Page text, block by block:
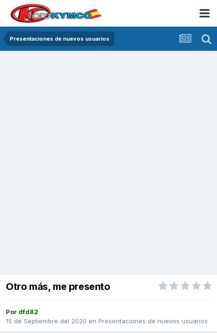
Presentaciones de nuevos usuarios
Otro más, me presento
Por dfd82
15 de Septiembre del 2020 en Presentaciones de nuevos usuarios